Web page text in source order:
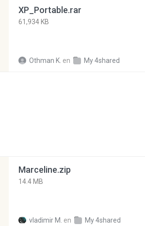
XP_Portable.rar
61,934 KB
Othman K. en My 4shared
Marceline.zip
14.4 MB
vladimir M. en My 4shared